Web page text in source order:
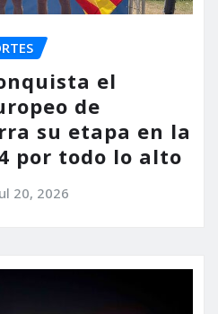
el
de
su etapa en la
por todo lo alto
20, 2026